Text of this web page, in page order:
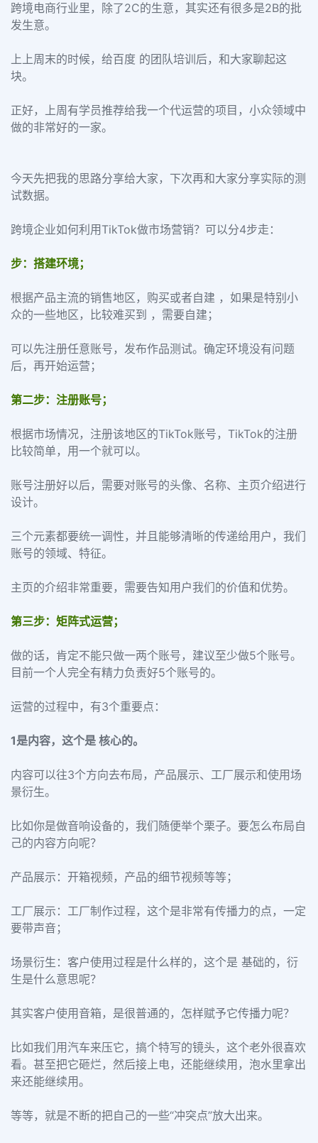
跨境电商行业里，除了2C的生意，其实还有很多是2B的批
发生意。
上上周末的时候，给百度 的团队培训后，和大家聊起这
块。
正好，上周有学员推荐给我一个代运营的项目，小众领域中
做的非常好的一家。
今天先把我的思路分享给大家，下次再和大家分享实际的测
试数据。
跨境企业如何利用TikTok做市场营销？可以分4步走：
步：搭建环境；
根据产品主流的销售地区，购买或者自建 ，如果是特别小
众的一些地区，比较难买到 ，需要自建；
可以先注册任意账号，发布作品测试。确定环境没有问题
后，再开始运营；
第二步：注册账号；
根据市场情况，注册该地区的TikTok账号，TikTok的注册
比较简单，用一个就可以。
账号注册好以后，需要对账号的头像、名称、主页介绍进行
设计。
三个元素都要统一调性，并且能够清晰的传递给用户，我们
账号的领域、特征。
主页的介绍非常重要，需要告知用户我们的价值和优势。
第三步：矩阵式运营；
做的话，肯定不能只做一两个账号，建议至少做5个账号。
目前一个人完全有精力负责好5个账号的。
运营的过程中，有3个重要点：
1是内容，这个是 核心的。
内容可以往3个方向去布局，产品展示、工厂展示和使用场
景衍生。
比如你是做音响设备的，我们随便举个栗子。要怎么布局自
己的内容方向呢？
产品展示：开箱视频，产品的细节视频等等；
工厂展示：工厂制作过程，这个是非常有传播力的点，一定
要带声音；
场景衍生：客户使用过程是什么样的，这个是 基础的，衍
生是什么意思呢？
其实客户使用音箱，是很普通的，怎样赋予它传播力呢？
比如我们用汽车来压它，搞个特写的镜头，这个老外很喜欢
看。甚至把它砸烂，然后接上电，还能继续用，泡水里拿出
来还能继续用。
等等，就是不断的把自己的一些“冲突点”放大出来。